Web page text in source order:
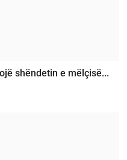
shëndetin e mëlçisë...